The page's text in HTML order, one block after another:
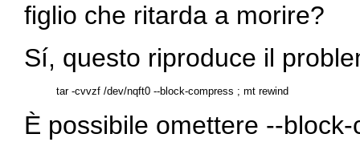
figlio che ritarda a morire?
Sí, questo riproduce il
È possibile omettere --